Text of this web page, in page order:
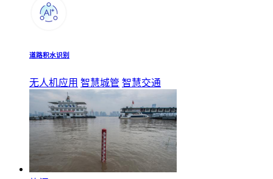
道路积水识别
无人机应用 智慧城管 智慧交通